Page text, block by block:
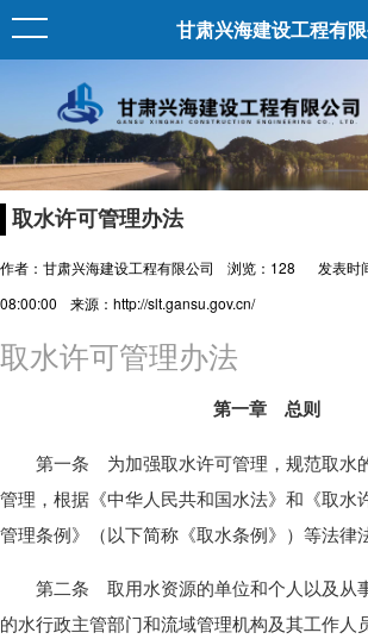
甘肃兴海建设工程有
取水许可管理办法
作者：甘肃兴海建设工程有限公司 浏览： 128
发表时
08:00:00
来源：http://slt.gansu.gov.cn/
取水许可管理办法
第一章 总则
第一条 为加强取水许可管理，规范取水
管理，根据《中华人民共和国水法》和《取水
管理条例》（以下简称《取水条例》）等法律
第二条 取用水资源的单位和个人以及从
的水行政主管部门和流域管理机构及其工作人